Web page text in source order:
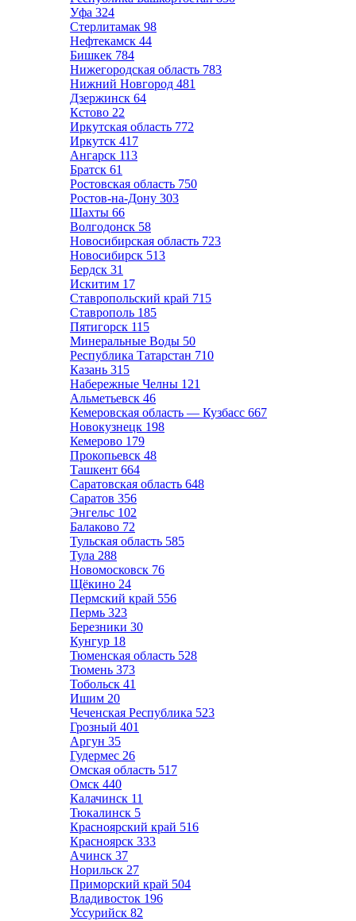
Уфа 324
Стерлитамак 98
Нефтекамск 44
Бишкек 784
Нижегородская область 783
Нижний Новгород 481
Дзержинск 64
Кстово 22
Иркутская область 772
Иркутск 417
Ангарск 113
Братск 61
Ростовская область 750
Ростов-на-Дону 303
Шахты 66
Волгодонск 58
Новосибирская область 723
Новосибирск 513
Бердск 31
Искитим 17
Ставропольский край 715
Ставрополь 185
Пятигорск 115
Минеральные Воды 50
Республика Татарстан 710
Казань 315
Набережные Челны 121
Альметьевск 46
Кемеровская область — Кузбасс 667
Новокузнецк 198
Кемерово 179
Прокопьевск 48
Ташкент 664
Саратовская область 648
Саратов 356
Энгельс 102
Балаково 72
Тульская область 585
Тула 288
Новомосковск 76
Щёкино 24
Пермский край 556
Пермь 323
Березники 30
Кунгур 18
Тюменская область 528
Тюмень 373
Тобольск 41
Ишим 20
Чеченская Республика 523
Грозный 401
Аргун 35
Гудермес 26
Омская область 517
Омск 440
Калачинск 11
Тюкалинск 5
Красноярский край 516
Красноярск 333
Ачинск 37
Норильск 27
Приморский край 504
Владивосток 196
Уссурийск 82